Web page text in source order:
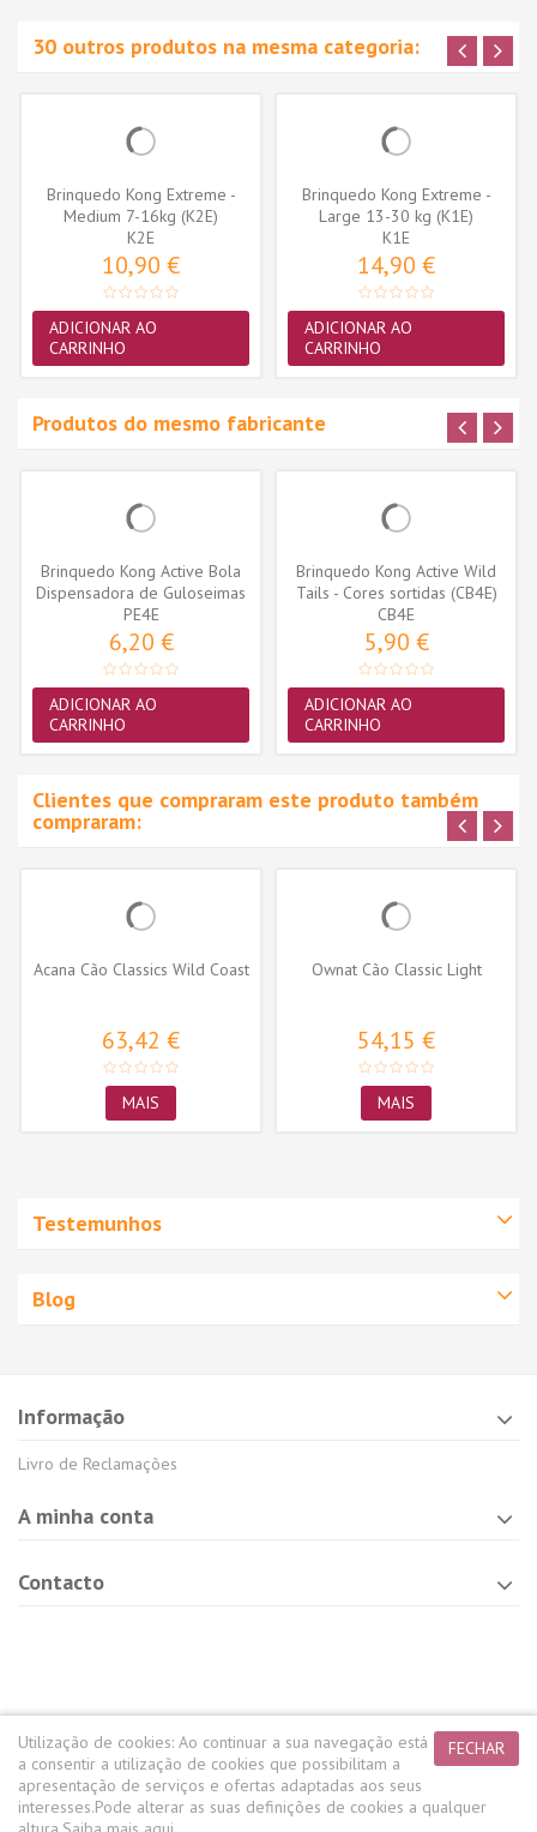
30 outros produtos na mesma categoria:
Brinquedo Kong Extreme -
Medium 7-16kg (K2E)
K2E
10,90 €
ADICIONAR AO
CARRINHO
Brinquedo Kong Extreme -
Large 13-30 kg (K1E)
K1E
14,90 €
ADICIONAR AO
CARRINHO
Produtos do mesmo fabricante
Brinquedo Kong Active Bola
Dispensadora de Guloseimas
(PE4E)
PE4E
6,20 €
ADICIONAR AO
CARRINHO
Brinquedo Kong Active Wild
Tails - Cores sortidas (CB4E)
CB4E
5,90 €
ADICIONAR AO
CARRINHO
Clientes que compraram este produto também
compraram:
Acana Cão Classics Wild Coast
63,42 €
MAIS
Ownat Cão Classic Light
54,15 €
MAIS
Testemunhos
Blog
Informação
Livro de Reclamações
A minha conta
Contacto
FECHAR
Utilização de cookies: Ao continuar a sua navegação está
a consentir a utilização de cookies que possibilitam a
apresentação de serviços e ofertas adaptadas aos seus
interesses.Pode alterar as suas definições de cookies a qualquer